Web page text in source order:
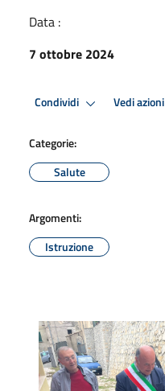
Data :
7 ottobre 2024
Condividi Vedi azioni
Categorie:
Salute
Argomenti:
Istruzione